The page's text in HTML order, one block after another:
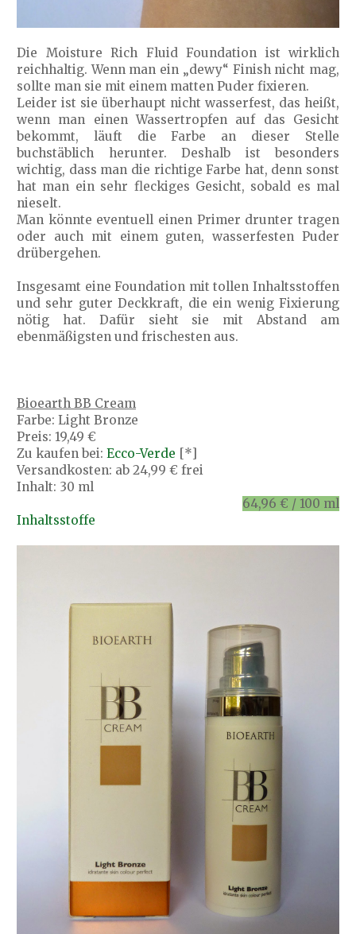
Die Moisture Rich Fluid Foundation ist wirklich
reichhaltig. Wenn man ein „dewy“ Finish nicht mag,
sollte man sie mit einem matten Puder fixieren.
Leider ist sie überhaupt nicht wasserfest, das heißt,
wenn man einen Wassertropfen auf das Gesicht
bekommt, läuft die Farbe an dieser Stelle
buchstäblich herunter. Deshalb ist besonders
wichtig, dass man die richtige Farbe hat, denn sonst
hat man ein sehr fleckiges Gesicht, sobald es mal
nieselt.
Man könnte eventuell einen Primer drunter tragen
oder auch mit einem guten, wasserfesten Puder
drübergehen.
Insgesamt eine Foundation mit tollen Inhaltsstoffen
und sehr guter Deckkraft, die ein wenig Fixierung
nötig hat. Dafür sieht sie mit Abstand am
ebenmäßigsten und frischesten aus.
Bioearth BB Cream
Farbe: Light Bronze
Preis: 19,49 €
Zu kaufen bei: Ecco-Verde [*]
Versandkosten: ab 24,99 € frei
Inhalt: 30 ml
64,96 € / 100 ml
Inhaltsstoffe